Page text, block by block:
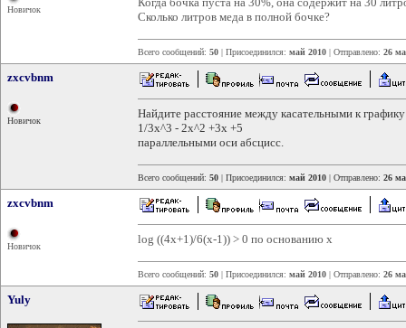
Новичок
Сколько литров меда в полной бочке?
Всего сообщений: 50 | Присоединился: май 2010 | Отправлено: 26
zxcvbnm
Новичок
Найдите расстояние между касательными к
1/3x^3 - 2x^2 +3x +5
параллельными оси абсцисс.
Всего сообщений: 50 | Присоединился: май 2010 | Отправлено: 26
zxcvbnm
Новичок
log ((4x+1)/6(x-1)) > 0 по основанию x
Всего сообщений: 50 | Присоединился: май 2010 | Отправлено: 26
Yuly